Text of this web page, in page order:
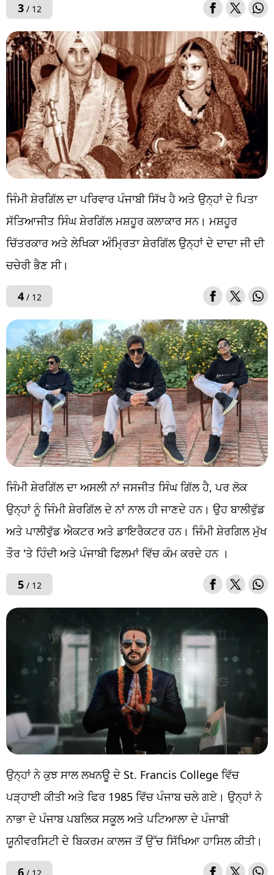
3/ 12
ਜਿੰਮੀ ਸ਼ੇਰਗਿੱਲ ਦਾ ਪਰਿਵਾਰ ਪੰਜਾਬੀ ਸਿੱਖ ਹੈ ਅਤੇ ਉਨ੍ਹਾਂ ਦੇ ਪਿਤਾ
ਸੱਤਿਆਜੀਤ ਸਿੰਘ ਸ਼ੇਰਗਿੱਲ ਮਸ਼ਹੂਰ ਕਲਾਕਾਰ ਸਨ। ਮਸ਼ਹੂਰ
ਚਿੱਤਰਕਾਰ ਅਤੇ ਲੇਖਿਕਾ ਅੰਮ੍ਰਿਤਾ ਸ਼ੇਰਗਿੱਲ ਉਨ੍ਹਾਂ ਦੇ ਦਾਦਾ ਜੀ ਦੀ
ਚਚੇਰੀ ਭੈਣ ਸੀ।
4/ 12
ਜਿੰਮੀ ਸ਼ੇਰਗਿੱਲ ਦਾ ਅਸਲੀ ਨਾਂ ਜਸਜੀਤ ਸਿੰਘ ਗਿੱਲ ਹੈ, ਪਰ ਲੋਕ
ਉਨ੍ਹਾਂ ਨੂੰ ਜਿੰਮੀ ਸ਼ੇਰਗਿੱਲ ਦੇ ਨਾਂ ਨਾਲ ਹੀ ਜਾਣਦੇ ਹਨ। ਉਹ ਬਾਲੀਵੁੱਡ
ਅਤੇ ਪਾਲੀਵੁੱਡ ਐਕਟਰ ਅਤੇ ਡਾਇਰੈਕਟਰ ਹਨ। ਜਿੰਮੀ ਸ਼ੇਰਗਿਲ ਮੁੱਖ
ਤੌਰ 'ਤੇ ਹਿੰਦੀ ਅਤੇ ਪੰਜਾਬੀ ਫਿਲਮਾਂ ਵਿੱਚ ਕੰਮ ਕਰਦੇ ਹਨ ।
5/ 12
ਉਨ੍ਹਾਂ ਨੇ ਕੁਝ ਸਾਲ ਲਖਨਊ ਦੇ St. Francis College ਵਿੱਚ
ਪੜ੍ਹਾਈ ਕੀਤੀ ਅਤੇ ਫਿਰ 1985 ਵਿੱਚ ਪੰਜਾਬ ਚਲੇ ਗਏ। ਉਨ੍ਹਾਂ ਨੇ
ਨਾਭਾ ਦੇ ਪੰਜਾਬ ਪਬਲਿਕ ਸਕੂਲ ਅਤੇ ਪਟਿਆਲਾ ਦੇ ਪੰਜਾਬੀ
ਯੂਨੀਵਰਸਿਟੀ ਦੇ ਬਿਕਰਮ ਕਾਲਜ ਤੋਂ ਉੱਚ ਸਿੱਖਿਆ ਹਾਸਿਲ ਕੀਤੀ।